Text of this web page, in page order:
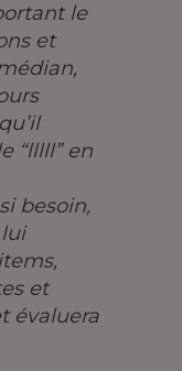
le
et
“lllll” en
besoin,
et
évaluera